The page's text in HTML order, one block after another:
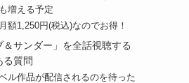
増える予定
額1,250円(税込)なのでお得！
＆サンダー」を全話視聴する
る質問
ル作品が配信されるのを待った